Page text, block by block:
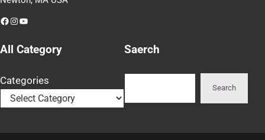
Facebook
Instagram
YouTube
All Category
Categories
Saerch
Search